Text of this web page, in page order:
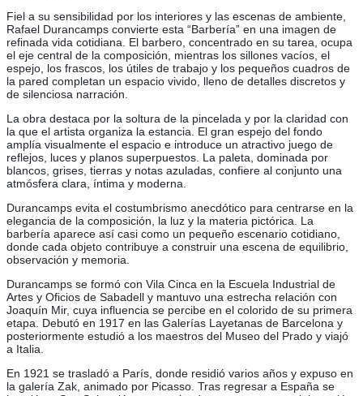
Fiel a su sensibilidad por los interiores y las escenas de ambiente,
Rafael Durancamps convierte esta “Barbería” en una imagen de
refinada vida cotidiana. El barbero, concentrado en su tarea, ocupa
el eje central de la composición, mientras los sillones vacíos, el
espejo, los frascos, los útiles de trabajo y los pequeños cuadros de
la pared completan un espacio vivido, lleno de detalles discretos y
de silenciosa narración.
La obra destaca por la soltura de la pincelada y por la claridad con
la que el artista organiza la estancia. El gran espejo del fondo
amplía visualmente el espacio e introduce un atractivo juego de
reflejos, luces y planos superpuestos. La paleta, dominada por
blancos, grises, tierras y notas azuladas, confiere al conjunto una
atmósfera clara, íntima y moderna.
Durancamps evita el costumbrismo anecdótico para centrarse en la
elegancia de la composición, la luz y la materia pictórica. La
barbería aparece así casi como un pequeño escenario cotidiano,
donde cada objeto contribuye a construir una escena de equilibrio,
observación y memoria.
Durancamps se formó con Vila Cinca en la Escuela Industrial de
Artes y Oficios de Sabadell y mantuvo una estrecha relación con
Joaquín Mir, cuya influencia se percibe en el colorido de su primera
etapa. Debutó en 1917 en las Galerías Layetanas de Barcelona y
posteriormente estudió a los maestros del Museo del Prado y viajó
a Italia.
En 1921 se trasladó a París, donde residió varios años y expuso en
la galería Zak, animado por Picasso. Tras regresar a España se